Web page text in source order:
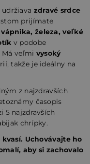
udržiava zdravé srdce
prijímate
vápnika, železa, veľké
v podobe
veľmi vysoký
takže je ideálny na
z najzdravších
časopis
5 najzdravších
chrípky.
Uchovávajte ho
aby si zachovalo